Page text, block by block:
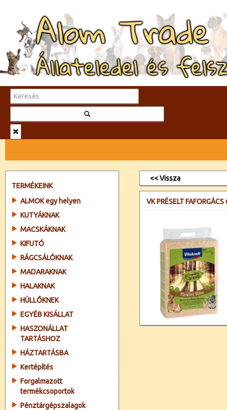
Alom Trade
Állateledel és
TERMÉKEINK
ALMOK egy helyen
KUTYÁKNAK
MACSKÁKNAK
KIFUTÓ
RÁGCSÁLÓKNAK
MADARAKNAK
HALAKNAK
HÜLLŐKNEK
EGYÉB KISÁLLAT
HASZONÁLLAT
TARTÁSHOZ
HÁZTARTÁSBA
Kertépítés
Forgalmazott
termékcsoportok
Pénztárgépszalagok
<< Vissza
VK PRÉSELT